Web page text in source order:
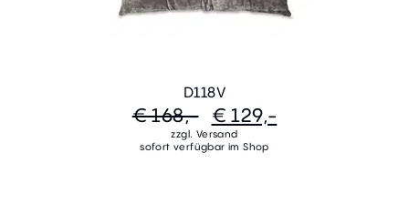
D118V
€ 168,- € 129,-
zzgl. Versand
sofort verfügbar im Shop